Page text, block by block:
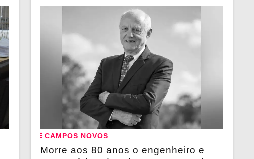
CAMPOS NOVOS
Morre aos 80 anos o engenheiro e